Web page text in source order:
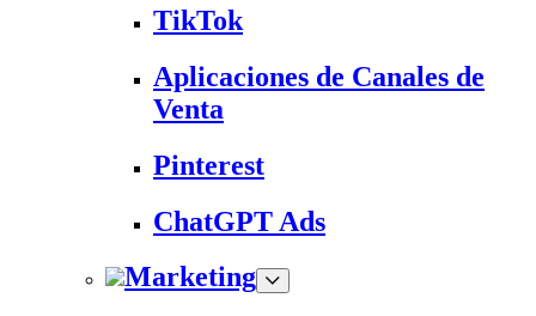
TikTok
Aplicaciones de Canales de
Venta
Pinterest
ChatGPT Ads
Marketing